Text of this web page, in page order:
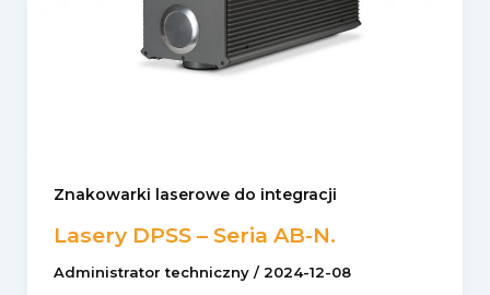
Znakowarki laserowe do integracji
Lasery DPSS – Seria AB-N.
Administrator techniczny /2024-12-08